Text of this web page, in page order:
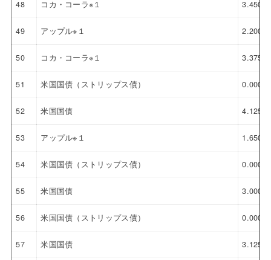
48 コカ・コーラ※１ 3.450%
49 アップル※１ 2.200%
50 コカ・コーラ※１ 3.375%
51 米国国債（ストリップス債） 0.000%
52 米国国債 4.125%
53 アップル※１ 1.650%
54 米国国債（ストリップス債） 0.000%
55 米国国債 3.000%
56 米国国債（ストリップス債） 0.000%
57 米国国債 3.125%